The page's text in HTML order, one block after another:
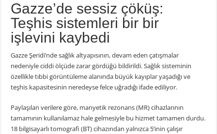
Gazze’de sessiz çöküş:
Teşhis sistemleri bir bir
işlevini kaybedi
Gazze Şeridi’nde sağlık altyapısının, devam eden çatışmalar
nedeniyle ciddi ölçüde zarar gördüğü bildirildi. Sağlık sisteminin
özellikle tıbbi görüntüleme alanında büyük kayıplar yaşadığı ve
teşhis kapasitesinin neredeyse felce uğradığı ifade ediliyor.
Paylaşılan verilere göre, manyetik rezonans (MR) cihazlarının
tamamının kullanılamaz hale gelmesiyle bu hizmet tamamen durdu.
18 bilgisayarlı tomografi (BT) cihazından yalnızca 5’inin çalışır